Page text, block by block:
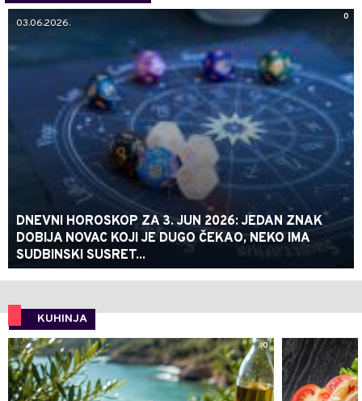
0
03.06.2026.
DNEVNI HOROSKOP ZA 3. JUN 2026: JEDAN ZNAK
DOBIJA NOVAC KOJI JE DUGO ČEKAO, NEKO IMA
SUDBINSKI SUSRET...
KUHINJA
0